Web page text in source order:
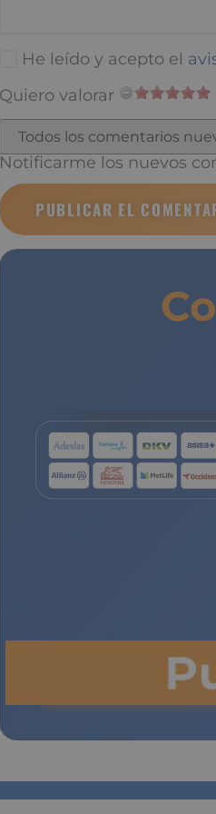
Correo electrónico*
He leído y acepto elaviso
Quiero valorar
Notificarme los nuevos